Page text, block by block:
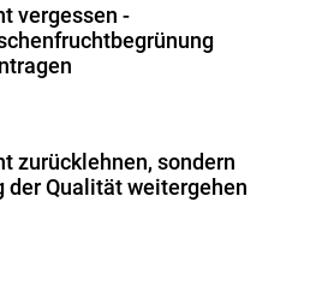
vergessen -
zurücklehnen, sondern
der Qualität weitergehen